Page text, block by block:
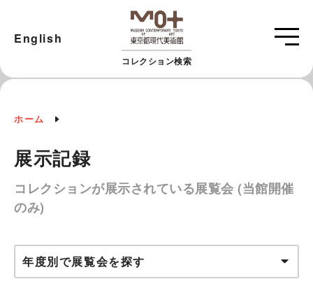
コレクション検索
English
ホーム
展示記録
コレクションが展示されている展覧会 (当館開催
のみ)
年度別で展覧会を探す